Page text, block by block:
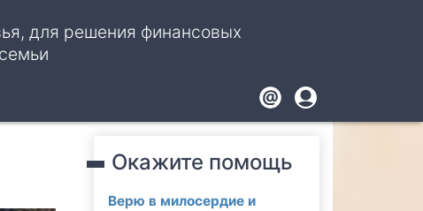
для решения финансовых
Footer
User
account
menu
Окажите помощь
Верю в милосердие и